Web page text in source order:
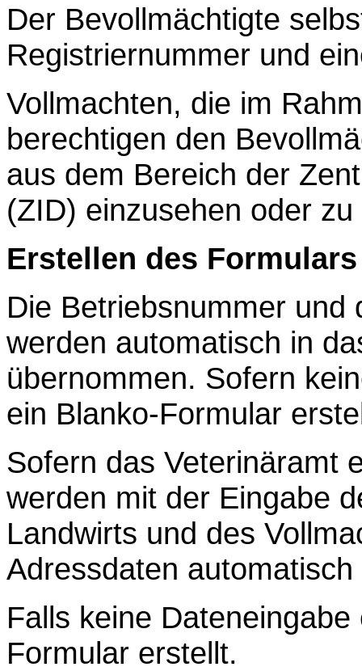
Der Bevollmächtigte
Registriernummer und
Vollmachten, die im
berechtigen den
aus dem Bereich der
(ZID) einzusehen oder
Erstellen des
Die Betriebsnummer und
werden automatisch in
übernommen. Sofern
ein Blanko-Formular
Sofern das Veterinäramt
werden mit der Eingabe
Landwirts und des
Adressdaten
Falls keine
Formular erstellt.